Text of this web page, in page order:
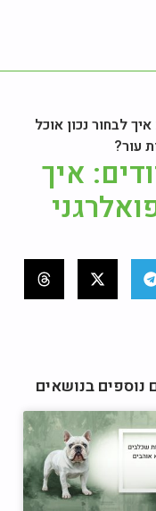
לבחור נכון אוכל
עור?
איך
נוספים בנושאים